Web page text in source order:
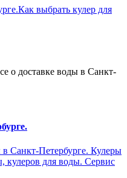
Как выбрать кулер для
о доставке воды в Санкт-
Санкт-Петербурге. Кулеры
кулеров для воды. Сервис